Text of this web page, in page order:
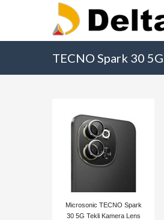
TECNO Spark 30
Microsonic TECNO Spark
30 5G Tekli Kamera Lens